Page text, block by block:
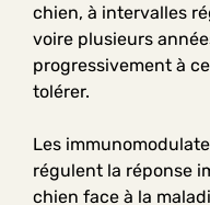
chien, à intervalles
voire plusieurs
progressivement à
tolérer.
Les
régulent la réponse
chien face à la